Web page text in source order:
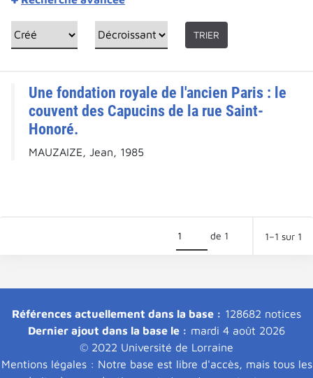
TRIER
Une fondation royale de l'ancien Paris : le
couvent des Capucins de la rue Saint-
Honoré.
MAUZAIZE, Jean, 1985
de 1 1–1 sur 1
Références actuellement dans la base : 128682 notices
Dernier ajout dans la base le : mardi 4 août 2026
© 2022 Université de Lorraine
Mentions légales : Notre base est libre d'accès, mais tous les